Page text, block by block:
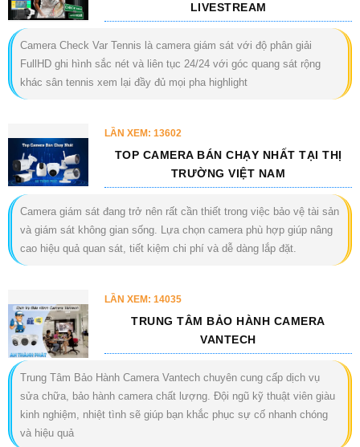
LIVESTREAM
Camera Check Var Tennis là camera giám sát với độ phân giải
FullHD ghi hình sắc nét và liên tục 24/24 với góc quang sát rộng
khác sân tennis xem lại đầy đủ mọi pha highlight
LẦN XEM: 13602
TOP CAMERA BÁN CHẠY NHẤT TẠI THỊ
TRƯỜNG VIỆT NAM
Camera giám sát đang trở nên rất cần thiết trong việc bảo vệ tài sản
và giám sát không gian sống. Lựa chọn camera phù hợp giúp nâng
cao hiệu quả quan sát, tiết kiệm chi phí và dễ dàng lắp đặt.
LẦN XEM: 14035
TRUNG TÂM BẢO HÀNH CAMERA
VANTECH
Trung Tâm Bảo Hành Camera Vantech chuyên cung cấp dịch vụ
sửa chữa, bảo hành camera chất lượng. Đội ngũ kỹ thuật viên giàu
kinh nghiệm, nhiệt tình sẽ giúp bạn khắc phục sự cố nhanh chóng
và hiệu quả